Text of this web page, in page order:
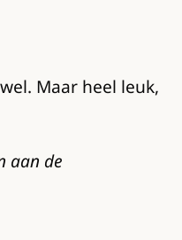
Maar heel leuk,
aan de